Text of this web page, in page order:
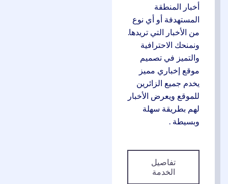
أخبار المنطقة
المستهدفة أو أي نوع
من الأخبار التي تريدها.
ونمنحك الاحترافية
والتميز في تصميم
موقع إخباري مميز
يخدم جميع الزائرين
للموقع ويعرض الأخبار
لهم بطريقة سهلة
وبسيطة .
تفاصيل
الخدمة